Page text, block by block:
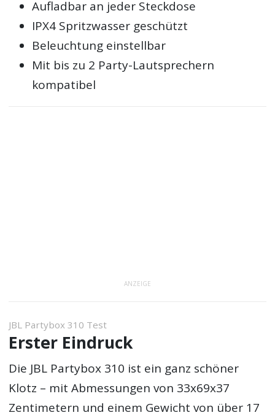
Aufladbar an jeder Steckdose
IPX4 Spritzwasser geschützt
Beleuchtung einstellbar
Mit bis zu 2 Party-Lautsprechern
kompatibel
ANZEIGE
JBL Partybox 310 Test
Erster Eindruck
Die JBL Partybox 310 ist ein ganz schöner
Klotz – mit Abmessungen von 33x69x37
Zentimetern und einem Gewicht von über 17